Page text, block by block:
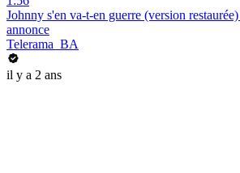
Johnny s'en va-t-en guerre (version
annonce
Telerama_BA
il y a 2 ans